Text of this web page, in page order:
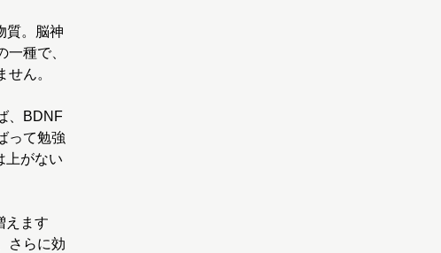
質。脳神
種で、
ん。
、BDNF
って勉強
上がない
えます
さらに効